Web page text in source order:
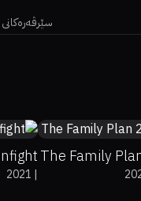
The Family
|
2021